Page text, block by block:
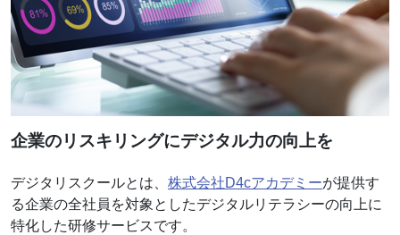
企業のリスキリングにデジタル力の向上を
デジタリスクールとは、 株式会社D4cアカデミーが提供す
る企業の全社員を対象としたデジタルリテラシーの向上に
特化した研修サービスです。